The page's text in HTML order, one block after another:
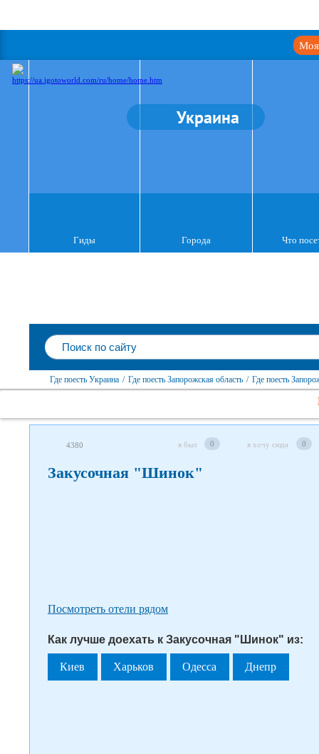
Моя
Украина
Гиды Города Что
Где поесть Украина / Где поесть Запорожская область / Где поесть
4380 я был 0 я хочу сюда 0
Закусочная "Шинок"
Посмотреть отели рядом
Как лучше доехать к Закусочная "Шинок" из:
Киев Харьков Одесса Днепр